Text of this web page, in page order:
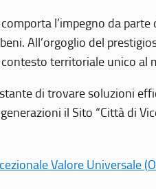
l’impegno da
All’orgoglio del
territoriale unico
di trovare soluzioni
il Sito “Città di
Valore Universale